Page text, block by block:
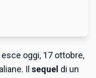
esce oggi, 17 ottobre,
Il sequel di un